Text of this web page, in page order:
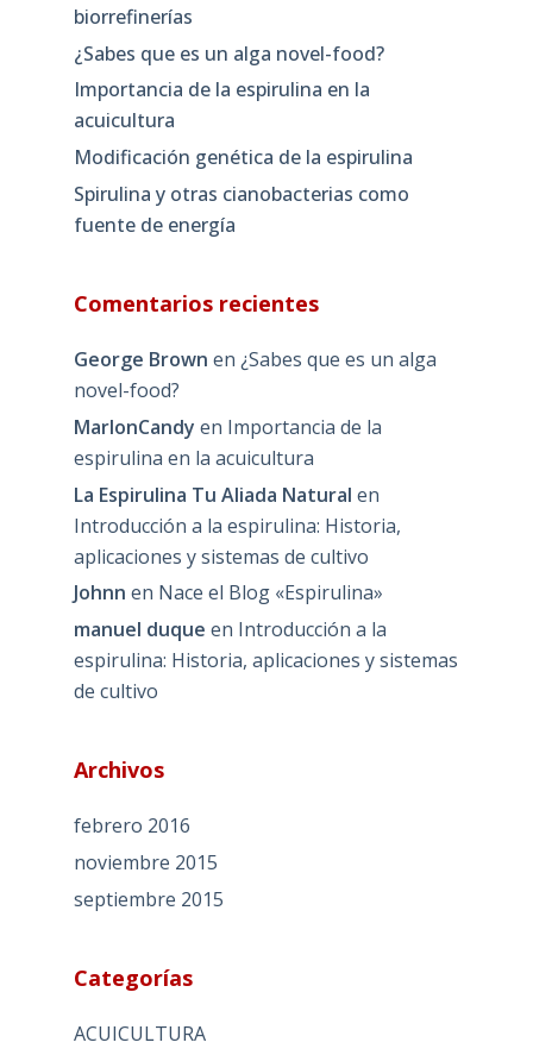
biorrefinerías
¿Sabes que es un alga novel-food?
Importancia de la espirulina en la
acuicultura
Modificación genética de la espirulina
Spirulina y otras cianobacterias como
fuente de energía
Comentarios recientes
George Brown en ¿Sabes que es un alga
novel-food?
MarlonCandy en Importancia de la
espirulina en la acuicultura
La Espirulina Tu Aliada Natural en
Introducción a la espirulina: Historia,
aplicaciones y sistemas de cultivo
Johnn en Nace el Blog «Espirulina»
manuel duque en Introducción a la
espirulina: Historia, aplicaciones y sistemas
de cultivo
Archivos
febrero 2016
noviembre 2015
septiembre 2015
Categorías
ACUICULTURA